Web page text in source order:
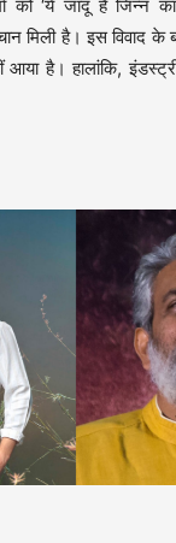
को ‘ये जादू है जिन्न
मिली है। इस विवाद
है। हालांकि,